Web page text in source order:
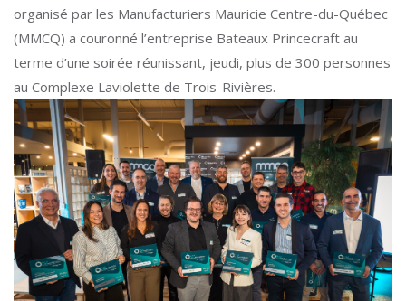
organisé par les Manufacturiers Mauricie Centre-du-Québec
(MMCQ) a couronné l’entreprise Bateaux Princecraft au
terme d’une soirée réunissant, jeudi, plus de 300 personnes
au Complexe Laviolette de Trois-Rivières.